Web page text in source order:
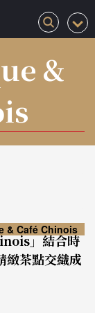
&
」結合時
緻茶點交織成
& Café Chinois